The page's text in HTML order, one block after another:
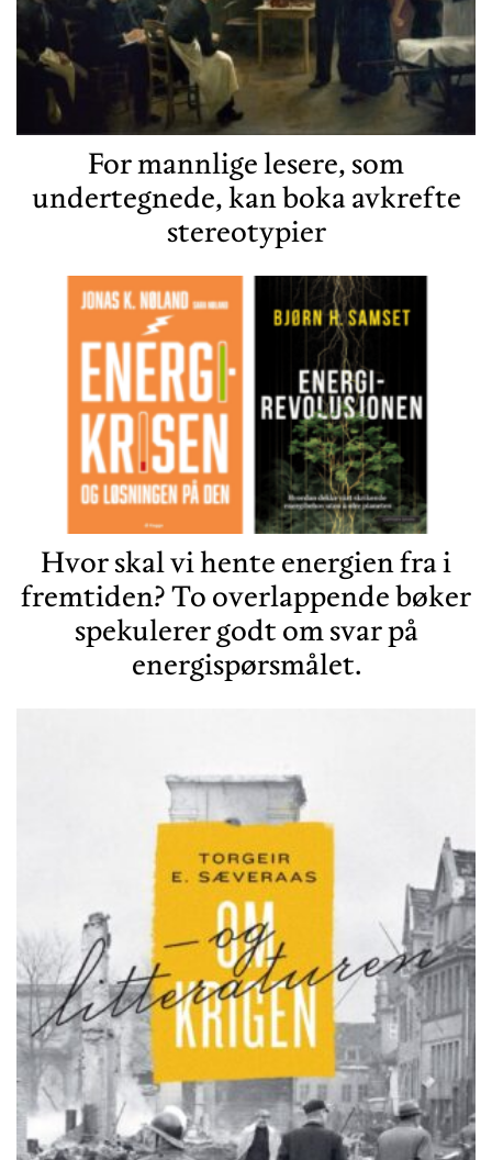
For mannlige lesere, som
undertegnede, kan boka avkrefte
stereotypier
Hvor skal vi hente energien fra i
fremtiden? To overlappende bøker
spekulerer godt om svar på
energispørsmålet.